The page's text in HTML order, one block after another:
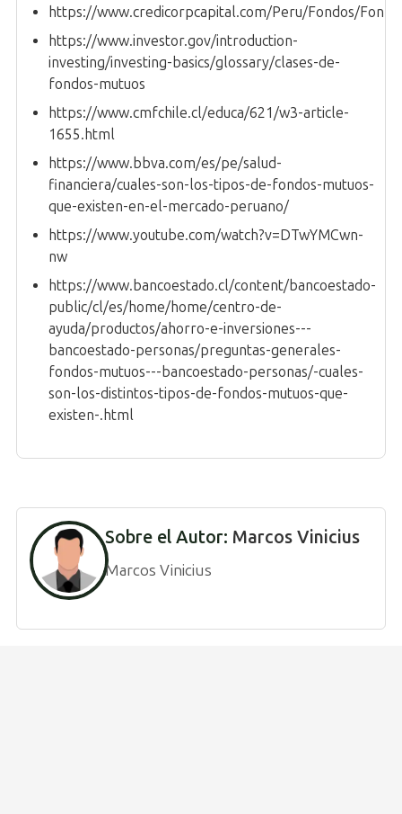
https://www.credicorpcapital.com/Peru/Fondos/
https://www.investor.gov/introduction-
investing/investing-basics/glossary/clases-de-
fondos-mutuos
https://www.cmfchile.cl/educa/621/w3-article-
1655.html
https://www.bbva.com/es/pe/salud-
financiera/cuales-son-los-tipos-de-fondos-mutuos-
que-existen-en-el-mercado-peruano/
https://www.youtube.com/watch?v=DTwYMCwn-
nw
https://www.bancoestado.cl/content/bancoestado-
public/cl/es/home/home/centro-de-
ayuda/productos/ahorro-e-inversiones---
bancoestado-personas/preguntas-generales-
fondos-mutuos---bancoestado-personas/-cuales-
son-los-distintos-tipos-de-fondos-mutuos-que-
existen-.html
Sobre el Autor: Marcos Vinicius
Marcos Vinicius